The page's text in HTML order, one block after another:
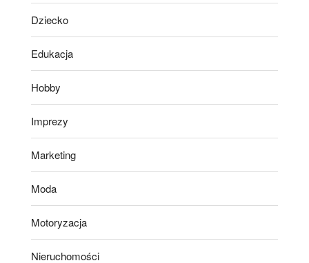
Dziecko
Edukacja
Hobby
Imprezy
Marketing
Moda
Motoryzacja
Nieruchomości